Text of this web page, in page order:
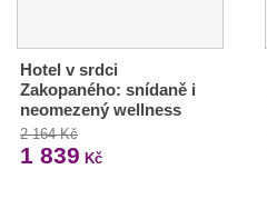
Hotel v srdci
Zakopaného: snídaně i
neomezený wellness
2 164 Kč
1 839 Kč